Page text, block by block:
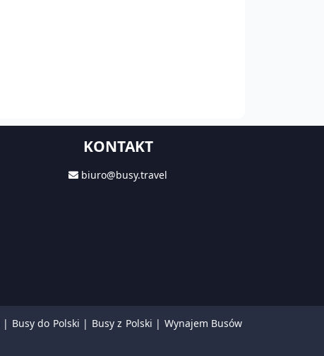
KONTAKT
biuro@busy.travel
| Busy do Polski | Busy z Polski | Wynajem Busów